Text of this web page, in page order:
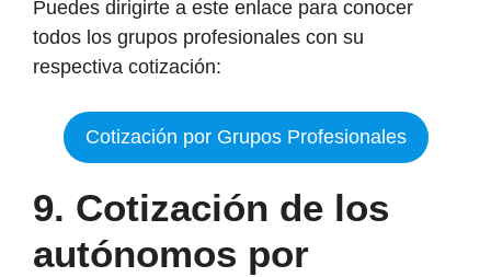
Puedes dirigirte a este enlace para conocer
todos los grupos profesionales con su
respectiva cotización:
Cotización por Grupos Profesionales
9. Cotización de los
autónomos por